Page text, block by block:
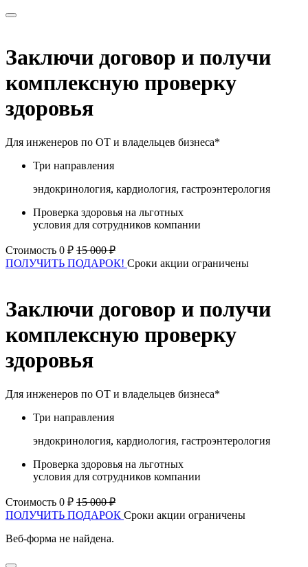
Заключи договор и получи
комплексную проверку
здоровья
Для инженеров по ОТ и владельцев бизнеса*
Три направления
эндокринология, кардиология, гастроэнтерология
Проверка здоровья на льготных
условия для сотрудников компании
Стоимость 0 ₽ 15 000 ₽
ПОЛУЧИТЬ ПОДАРОК! Сроки акции ограничены
Заключи договор и получи
комплексную проверку
здоровья
Для инженеров по ОТ и владельцев бизнеса*
Три направления
эндокринология, кардиология, гастроэнтерология
Проверка здоровья на льготных
условия для сотрудников компании
Стоимость 0 ₽ 15 000 ₽
ПОЛУЧИТЬ ПОДАРОК Сроки акции ограничены
Веб-форма не найдена.